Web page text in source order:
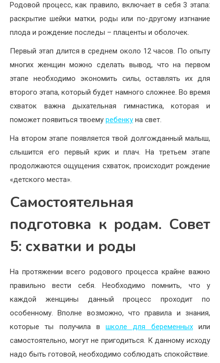
Родовой процесс, как правило, включает в себя 3 этапа:
раскрытие шейки матки, роды или по-другому изгнание
плода и рождение последы – плаценты и оболочек.
Первый этап длится в среднем около 12 часов. По опыту
многих женщин можно сделать вывод, что на первом
этапе необходимо экономить силы, оставлять их для
второго этапа, который будет намного сложнее. Во время
схваток важна дыхательная гимнастика, которая и
поможет появиться твоему ребенку на свет.
На втором этапе появляется твой долгожданный малыш,
слышится его первый крик и плач. На третьем этапе
продолжаются ощущения схваток, происходит рождение
«детского места».
Самостоятельная
подготовка к родам. Совет
5: схватки и роды
На протяжении всего родового процесса крайне важно
правильно вести себя. Необходимо помнить, что у
каждой женщины данный процесс проходит по
особенному. Вполне возможно, что правила и знания,
которые ты получила вшколе для беременныхили
самостоятельно, могут не пригодиться. К данному исходу
надо быть готовой, необходимо соблюдать спокойствие.